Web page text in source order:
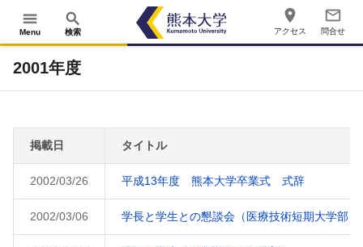
menu
Menu
search
検索
place
アクセス
mail_outline
問合せ
2001年度
掲載日 タイトル
2002/03/26 平成13年度 熊本大学卒業式 式辞
2002/03/06 学長と学生との懇談会（医療技術短期大学部）